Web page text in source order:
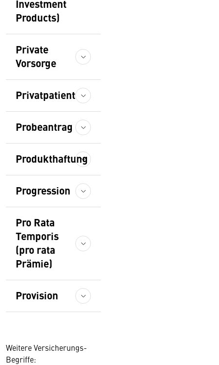
Investment
Products)
Private
Vorsorge
Privatpatient
Probeantrag
Produkthaftung
Progression
Pro Rata
Temporis
(pro rata
Prämie)
Provision
Weitere Versicherungs-
Begriffe: